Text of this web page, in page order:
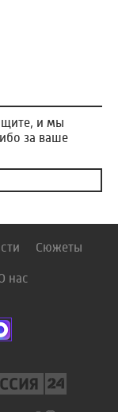
и мы
за ваше
Сюжеты
нас